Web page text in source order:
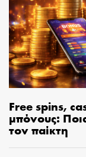
Free spins,
μπόνους:
τον παίκτη